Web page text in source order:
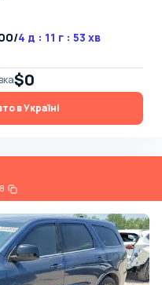
/4 д : 11 г : 53 хв
$0
в Україні